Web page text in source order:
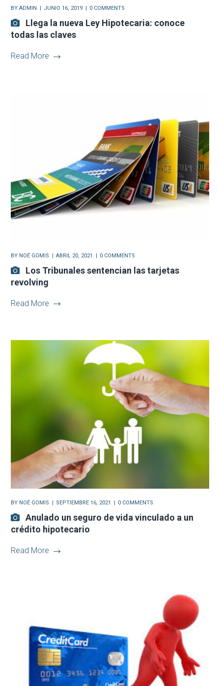
BYADMIN JUNIO 16, 2019 0 COMMENTS
Llega la nueva Ley Hipotecaria: conoce
todas las claves
Read More
BY NOÉ GOMIS ABRIL 20, 2021 0 COMMENTS
Los Tribunales sentencian las tarjetas
revolving
Read More
BY NOÉ GOMIS SEPTIEMBRE 16, 2021 0 COMMENTS
Anulado un seguro de vida vinculado a un
crédito hipotecario
Read More